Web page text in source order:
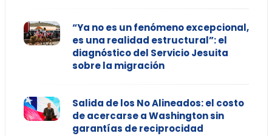
“Ya no es un fenómeno excepcional,
es una realidad estructural”: el
diagnóstico del Servicio Jesuita
sobre la migración
Salida de los No Alineados: el costo
de acercarse a Washington sin
garantías de reciprocidad